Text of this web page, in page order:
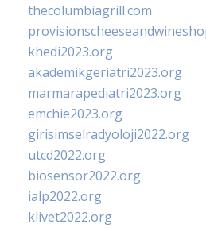
thecolumbiagrill.com
khedi2023.org
akademikgeriatri2023.org
marmarapediatri2023.org
emchie2023.org
girisimselradyoloji2022.org
utcd2022.org
biosensor2022.org
ialp2022.org
klivet2022.org